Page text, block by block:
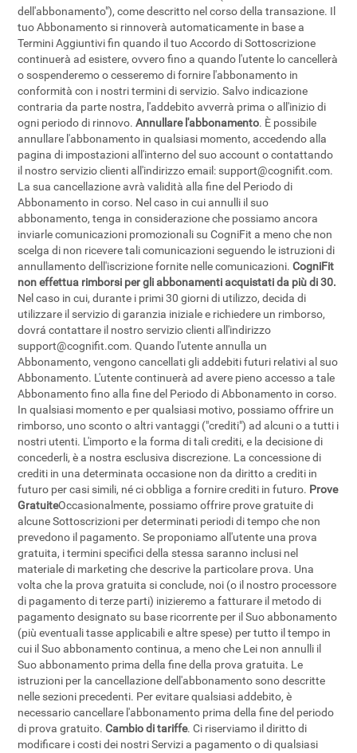
dell'abbonamento"), come descritto nel corso della transazione. Il
tuo Abbonamento si rinnoverà automaticamente in base a
Termini Aggiuntivi fin quando il tuo Accordo di Sottoscrizione
continuerà ad esistere, ovvero fino a quando l'utente lo cancellerà
o sospenderemo o cesseremo di fornire l'abbonamento in
conformità con i nostri termini di servizio. Salvo indicazione
contraria da parte nostra, l'addebito avverrà prima o all'inizio di
ogni periodo di rinnovo.Annullare l'abbonamento. È possibile
annullare l'abbonamento in qualsiasi momento, accedendo alla
pagina di impostazioni all'interno del suo account o contattando
il nostro servizio clienti all'indirizzo email: support@cognifit.com.
La sua cancellazione avrà validità alla fine del Periodo di
Abbonamento in corso. Nel caso in cui annulli il suo
abbonamento, tenga in considerazione che possiamo ancora
inviarle comunicazioni promozionali su CogniFit a meno che non
scelga di non ricevere tali comunicazioni seguendo le istruzioni di
annullamento dell'iscrizione fornite nelle comunicazioni.CogniFit
non effettua rimborsi per gli abbonamenti acquistati da più di 30.
Nel caso in cui, durante i primi 30 giorni di utilizzo, decida di
utilizzare il servizio di garanzia iniziale e richiedere un rimborso,
dovrá contattare il nostro servizio clienti all'indirizzo
support@cognifit.com. Quando l'utente annulla un
Abbonamento, vengono cancellati gli addebiti futuri relativi al suo
Abbonamento. L'utente continuerà ad avere pieno accesso a tale
Abbonamento fino alla fine del Periodo di Abbonamento in corso.
In qualsiasi momento e per qualsiasi motivo, possiamo offrire un
rimborso, uno sconto o altri vantaggi ("crediti") ad alcuni o a tutti i
nostri utenti. L'importo e la forma di tali crediti, e la decisione di
concederli, è a nostra esclusiva discrezione. La concessione di
crediti in una determinata occasione non da diritto a crediti in
futuro per casi simili, né ci obbliga a fornire crediti in futuro. Prove
GratuiteOccasionalmente, possiamo offrire prove gratuite di
alcune Sottoscrizioni per determinati periodi di tempo che non
prevedono il pagamento. Se proponiamo all'utente una prova
gratuita, i termini specifici della stessa saranno inclusi nel
materiale di marketing che descrive la particolare prova. Una
volta che la prova gratuita si conclude, noi (o il nostro processore
di pagamento di terze parti) inizieremo a fatturare il metodo di
pagamento designato su base ricorrente per il Suo abbonamento
(più eventuali tasse applicabili e altre spese) per tutto il tempo in
cui il Suo abbonamento continua, a meno che Lei non annulli il
Suo abbonamento prima della fine della prova gratuita. Le
istruzioni per la cancellazione dell'abbonamento sono descritte
nelle sezioni precedenti. Per evitare qualsiasi addebito, è
necessario cancellare l'abbonamento prima della fine del periodo
di prova gratuito.Cambio di tariffe. Ci riserviamo il diritto di
modificare i costi dei nostri Servizi a pagamento o di qualsiasi